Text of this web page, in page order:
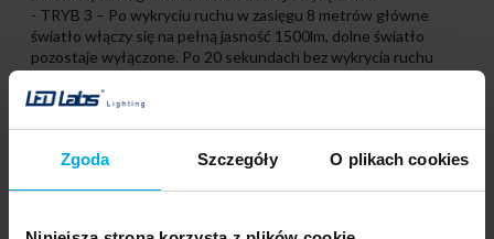
Zgoda Szczegóły O plikach cookies
- TRYB 3 – Po wykryciu ruchu w zasięgu 8 metrów główne
światło włączy się na pełną jasność 1500lm, dolne światło
pozostaje wyłączone. Po 20 sekundach bez wykrycia ruchu
Po każdej zmianie trybu pracy lampa błyśnie jednorazowo.
zestaw śrub montażowych.